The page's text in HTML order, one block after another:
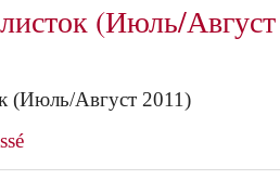
(Июль/
(Июль/Август 2011)